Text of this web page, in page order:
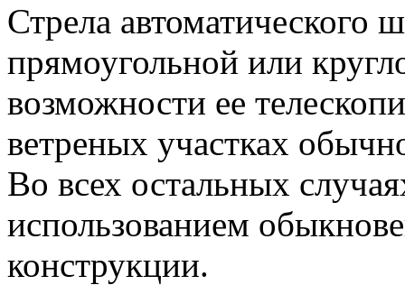
Стрела автоматического
прямоугольной или
возможности ее
ветреных участках
Во всех остальных
использованием
конструкции.